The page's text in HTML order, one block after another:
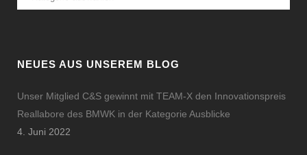
NEUES AUS UNSEREM BLOG
Unser Mitglied C&S gewinnt mit TEAM-X den Innovationspreis
Reallabore des BMWK in der Kategorie Ausblicke
4. Juni 2022